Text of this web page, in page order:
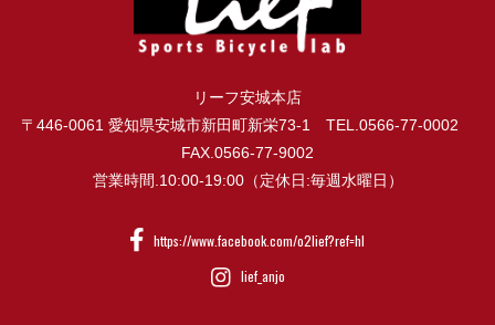
リーフ安城本店
〒446-0061 愛知県安城市新田町新栄73-1 TEL.0566-77-0002
FAX.0566-77-9002
営業時間.10:00-19:00（定休日:毎週水曜日）
https://www.facebook.com/o2lief?ref=hl
lief_anjo